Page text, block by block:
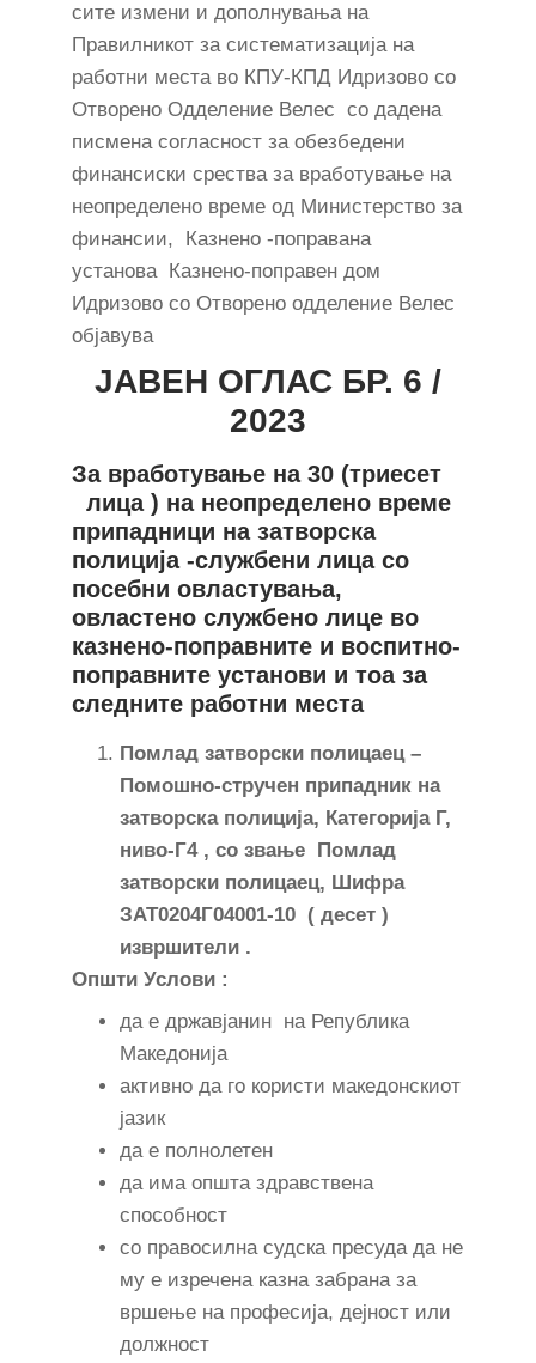
сите измени и дополнувања на
Правилникот за систематизација на
работни места во КПУ-КПД Идризово со
Отворено Одделение Велес со дадена
писмена согласност за обезбедени
финансиски срества за вработување на
неопределено време од Министерство за
финансии, Казнено -поправана
установа Казнено-поправен дом
Идризово со Отворено одделение Велес
објавува
JAВЕН ОГЛАС БР. 6 /
2023
За вработување на 30 (триесет
лица ) на неопределено време
припадници на затворска
полиција -службени лица со
посебни овластувања,
овластено службено лице во
казнено-поправните и воспитно-
поправните установи и тоа за
следните работни места
Помлад затворски полицаец –
Помошно-стручен припадник на
затворска полиција, Категорија Г,
ниво-Г4 , со звање Помлад
затворски полицаец, Шифра
ЗАТ0204Г04001-10 ( десет )
извршители .
Општи Услови :
да е државјанин на Република
Македонија
активно да го користи македонскиот
јазик
да е полнолетен
да има општа здравствена
способност
со правосилна судска пресуда да не
му е изречена казна забрана за
вршење на професија, дејност или
должност